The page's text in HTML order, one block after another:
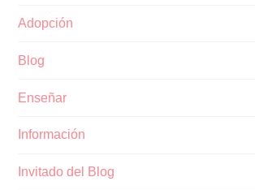
Adopción
Blog
Enseñar
Información
Invitado del Blog